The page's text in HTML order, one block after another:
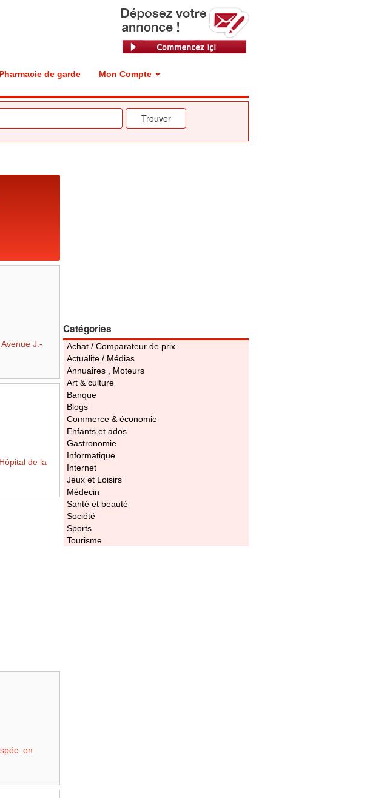
Pharmacie de garde Mon Compte
J.-
de la
en
Catégories
Achat / Comparateur de prix
Actualite / Médias
Annuaires , Moteurs
Art & culture
Banque
Blogs
Commerce & économie
Enfants et ados
Gastronomie
Informatique
Internet
Jeux et Loisirs
Médecin
Santé et beauté
Société
Sports
Tourisme